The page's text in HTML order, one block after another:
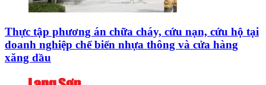
Thực tập phương án chữa cháy, cứu nạn, cứu hộ tại
doanh nghiệp chế biến nhựa thông và cửa hàng
xăng dầu